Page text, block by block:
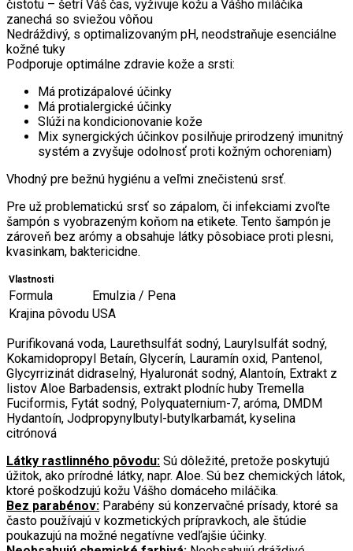
čistotu – šetrí Váš čas, vyživuje kožu a Vášho miláčika
zanechá so sviežou vôňou
Nedráždivý, s optimalizovaným pH, neodstraňuje esenciálne
kožné tuky
Podporuje optimálne zdravie kože a srsti:
Má protizápalové účinky
Má protialergické účinky
Slúži na kondicionovanie kože
Mix synergických účinkov posilňuje prirodzený imunitný
systém a zvyšuje odolnosť proti kožným ochoreniam)
Vhodný pre bežnú hygiénu a veľmi znečistenú srsť.
Pre už problematickú srsť so zápalom, či infekciami zvoľte
šampón s vyobrazeným koňom na etikete. Tento šampón je
zároveň bez arómy a obsahuje látky pôsobiace proti plesni,
kvasinkam, baktericidne.
Vlastnosti
Formula
Emulzia / Pena
Krajina pôvodu USA
Purifikovaná voda, Laurethsulfát sodný, Laurylsulfát sodný,
Kokamidopropyl Betaín, Glycerín, Lauramín oxid, Pantenol,
Glycyrrizinát didraselný, Hyaluronát sodný, Alantoín, Extrakt z
listov Aloe Barbadensis, extrakt plodníc huby Tremella
Fuciformis, Fytát sodný, Polyquaternium-7, aróma, DMDM
Hydantoín, Jodpropynylbutyl-butylkarbamát, kyselina
citrónová
Látky rastlinného pôvodu: Sú dôležité, pretože poskytujú
úžitok, ako prírodné látky, napr. Aloe. Sú bez chemických látok,
ktoré poškodzujú kožu Vášho domáceho miláčika.
Bez parabénov: Parabény sú konzervačné prísady, ktoré sa
často používajú v kozmetických prípravkoch, ale štúdie
poukazujú na možné negatívne vedľajšie účinky.